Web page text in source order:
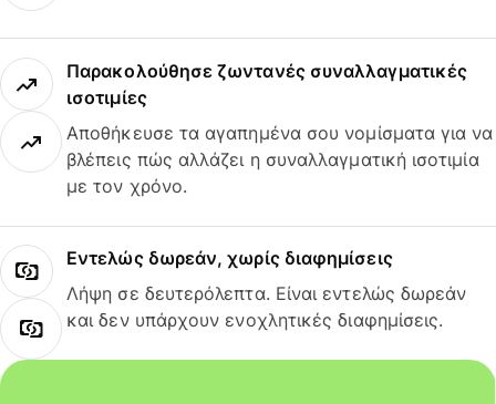
Παρακολούθησε ζωντανές συναλλαγματικές
ισοτιμίες
Αποθήκευσε τα αγαπημένα σου νομίσματα για να
βλέπεις πώς αλλάζει η συναλλαγματική ισοτιμία
με τον χρόνο.
Εντελώς δωρεάν, χωρίς διαφημίσεις
Λήψη σε δευτερόλεπτα. Είναι εντελώς δωρεάν
και δεν υπάρχουν ενοχλητικές διαφημίσεις.